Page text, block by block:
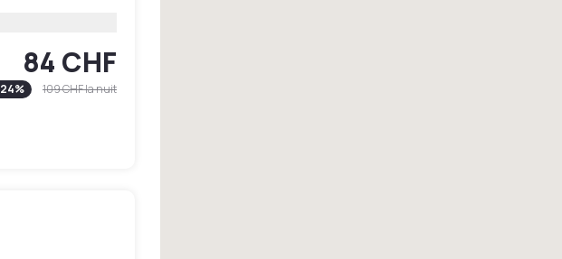
84 CHF
24% 109 CHFla nuit